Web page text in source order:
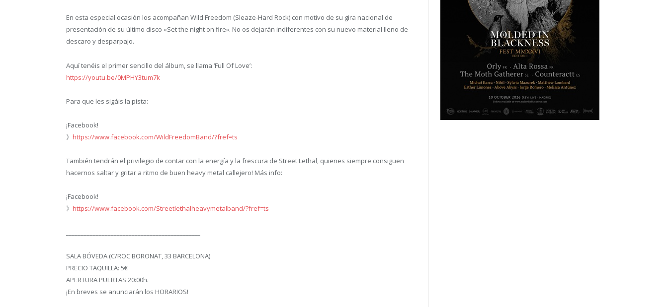
En esta especial ocasión los acompañan Wild Freedom (Sleaze-Hard Rock) con motivo de su gira nacional de
presentación de su último disco «Set the night on fire». No os dejarán indiferentes con su nuevo material lleno de
descaro y desparpajo.
Aquí tenéis el primer sencillo del álbum, se llama ‘Full Of Love’:
https://youtu.be/0MPHY3tum7k
Para que les sigáis la pista:
¡Facebook!
》 https://www.facebook.com/WildFreedomBand/?fref=ts
También tendrán el privilegio de contar con la energía y la frescura de Street Lethal, quienes siempre consiguen
hacernos saltar y gritar a ritmo de buen heavy metal callejero! Más info:
¡Facebook!
》 https://www.facebook.com/Streetlethalheavymetalband/?fref=ts
SALA BÓVEDA (C/ROC BORONAT, 33 BARCELONA)
PRECIO TAQUILLA: 5€
APERTURA PUERTAS 20:00h.
¡En breves se anunciarán los HORARIOS!